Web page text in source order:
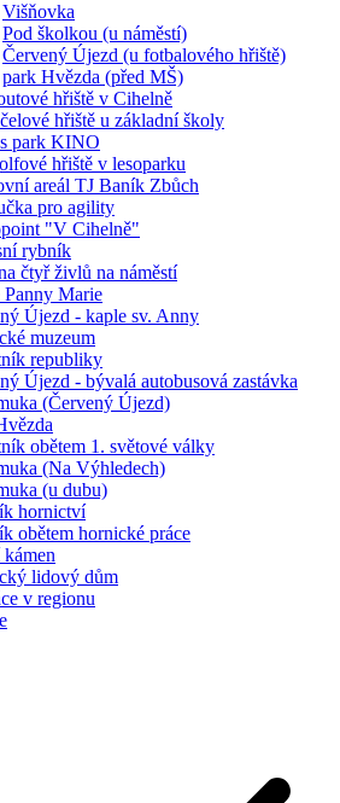
Višňovka
Pod školkou (u náměstí)
Červený Újezd (u fotbalového hřiště)
park Hvězda (před MŠ)
hřiště v Cihelně
hřiště u základní školy
park KINO
hřiště v lesoparku
areál TJ Baník Zbůch
pro agility
"V Cihelně"
rybník
čtyř živlů na náměstí
Marie
Újezd - kaple sv. Anny
muzeum
republiky
Újezd - bývalá autobusová zastávka
(Červený Újezd)
obětem 1. světové války
(Na Výhledech)
(u dubu)
hornictví
obětem hornické práce
lidový dům
v regionu